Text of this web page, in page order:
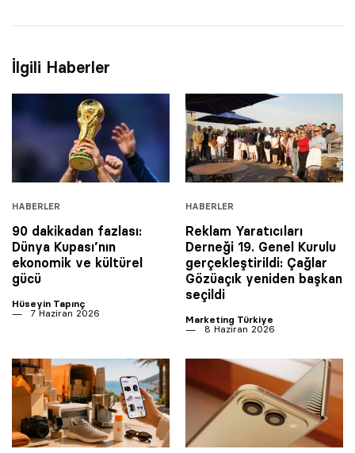
İlgili Haberler
HABERLER
90 dakikadan fazlası:
Dünya Kupası’nın
ekonomik ve kültürel
gücü
Hüseyin Tapınç
7 Haziran 2026
HABERLER
Reklam Yaratıcıları
Derneği 19. Genel Kurulu
gerçekleştirildi: Çağlar
Gözüaçık yeniden başkan
seçildi
Marketing Türkiye
8 Haziran 2026